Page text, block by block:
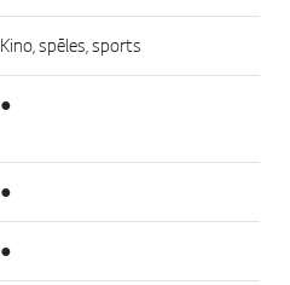
Kino, spēles, sports
●
●
●